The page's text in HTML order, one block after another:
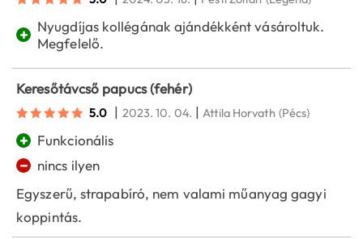
+
Nyugdíjas kollégának ajándékként vásároltuk.
Megfelelő.
Keresőtávcső papucs (fehér)
5.0 | 2023. 10. 04. |Attila Horvath (Pécs)
+ Funkcionális
−
nincs ilyen
Egyszerű, strapabíró, nem valami műanyag gagyi
koppintás.